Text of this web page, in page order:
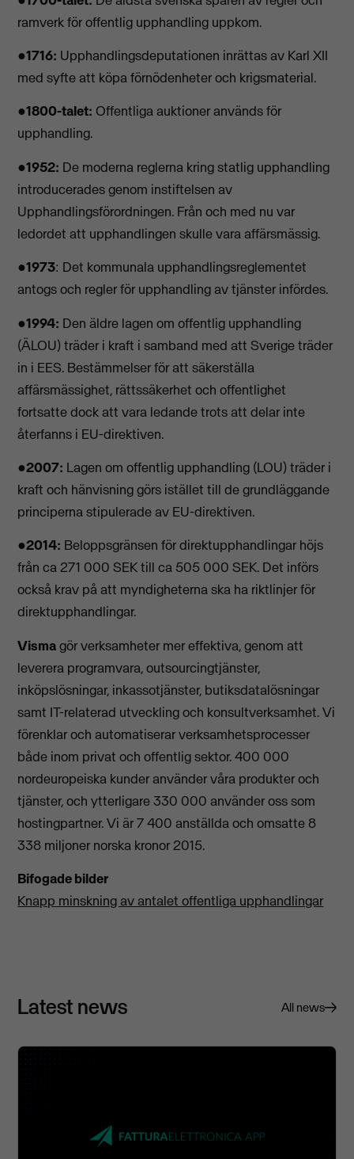
ramverk för offentlig upphandling uppkom.
●1716: Upphandlingsdeputationen inrättas av Karl XII
med syfte att köpa förnödenheter och krigsmaterial.
●1800-talet: Offentliga auktioner används för
upphandling.
●1952: De moderna reglerna kring statlig upphandling
introducerades genom instiftelsen av
Upphandlingsförordningen. Från och med nu var
ledordet att upphandlingen skulle vara affärsmässig.
●1973: Det kommunala upphandlingsreglementet
antogs och regler för upphandling av tjänster infördes.
●1994: Den äldre lagen om offentlig upphandling
(ÄLOU) träder i kraft i samband med att Sverige träder
in i EES. Bestämmelser för att säkerställa
affärsmässighet, rättssäkerhet och offentlighet
fortsatte dock att vara ledande trots att delar inte
återfanns i EU-direktiven.
●2007: Lagen om offentlig upphandling (LOU) träder i
kraft och hänvisning görs istället till de grundläggande
principerna stipulerade av EU-direktiven.
●2014: Beloppsgränsen för direktupphandlingar höjs
från ca 271 000 SEK till ca 505 000 SEK. Det införs
också krav på att myndigheterna ska ha riktlinjer för
direktupphandlingar.
Vismagör verksamheter mer effektiva, genom att
leverera programvara, outsourcingtjänster,
inköpslösningar, inkassotjänster, butiksdatalösningar
samt IT-relaterad utveckling och konsultverksamhet. Vi
förenklar och automatiserar verksamhetsprocesser
både inom privat och offentlig sektor. 400 000
nordeuropeiska kunder använder våra produkter och
tjänster, och ytterligare 330 000 använder oss som
hostingpartner. Vi är 7 400 anställda och omsatte 8
338 miljoner norska kronor 2015.
Bifogade bilder
Knapp minskning av antalet offentliga upphandlingar
Latest news All news